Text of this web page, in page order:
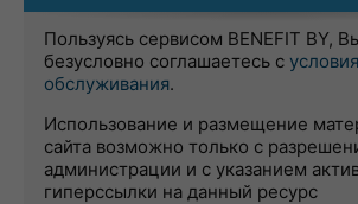
Пользуясь сервисом BENEFIT BY,
безусловно соглашаетесь с
обслуживания.
Использование и размещение
сайта возможно только с
администрации и с указанием
гиперссылки на данный ресурс